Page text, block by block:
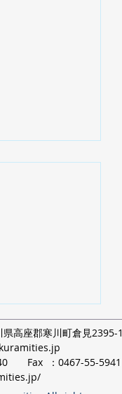
日体験講座
高座郡寒川町倉見2395-1
Fax ：0467-55-5941